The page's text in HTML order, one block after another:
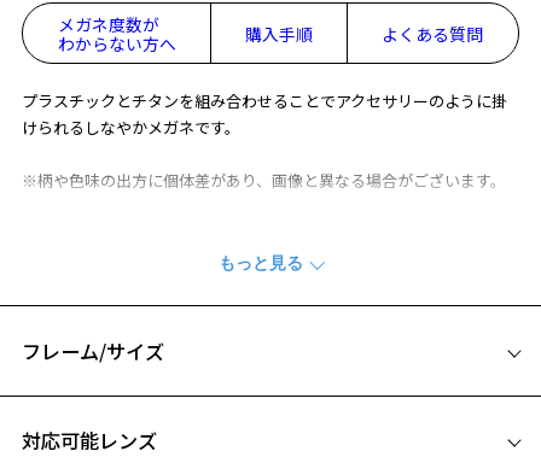
メガネ度数が
わからない方へ
購入手順 よくある質問
プラスチックとチタンを組み合わせることでアクセサリーのように掛
けられるしなやかメガネです。
※柄や色味の出方に個体差があり、画像と異なる場合がございます。
ズ、汚れなどがあるB級品ではございません。
フレーム/サイズ
対応可能レンズ